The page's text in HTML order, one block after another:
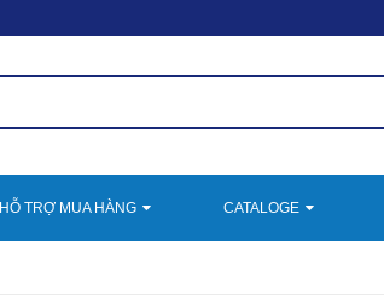
HỖ TRỢ MUA HÀNG CATALOGE